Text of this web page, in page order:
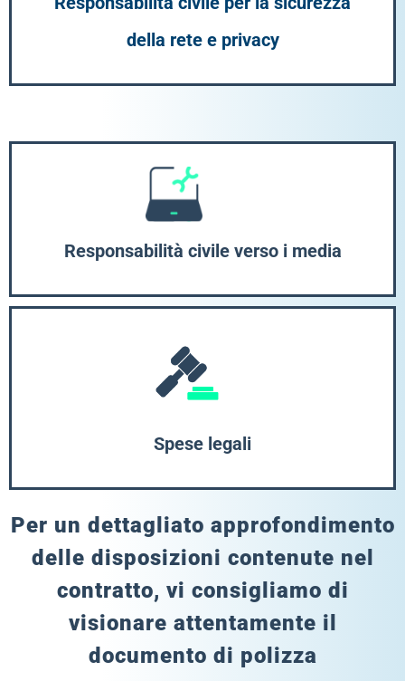
della rete e privacy
Responsabilità civile verso i media
Spese legali
Per un dettagliato approfondimento
delle disposizioni contenute nel
contratto, vi consigliamo di
visionare attentamente il
documento di polizza